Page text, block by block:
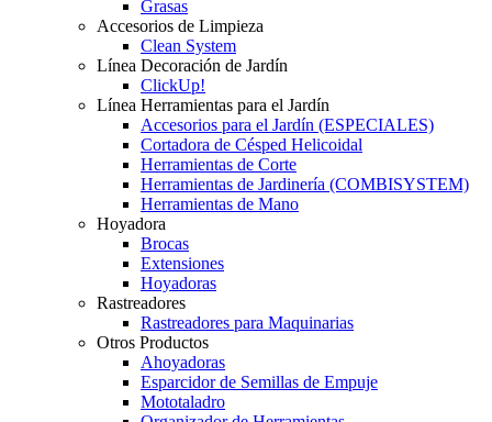
Grasas
Accesorios de Limpieza
Clean System
Línea Decoración de Jardín
ClickUp!
Línea Herramientas para el Jardín
Accesorios para el Jardín (ESPECIALES)
Cortadora de Césped Helicoidal
Herramientas de Corte
Herramientas de Jardinería (COMBISYSTEM)
Herramientas de Mano
Hoyadora
Brocas
Extensiones
Hoyadoras
Rastreadores
Rastreadores para Maquinarias
Otros Productos
Ahoyadoras
Esparcidor de Semillas de Empuje
Mototaladro